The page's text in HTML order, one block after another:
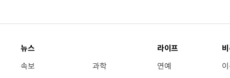
뉴스
속보
과학
라이프
연예